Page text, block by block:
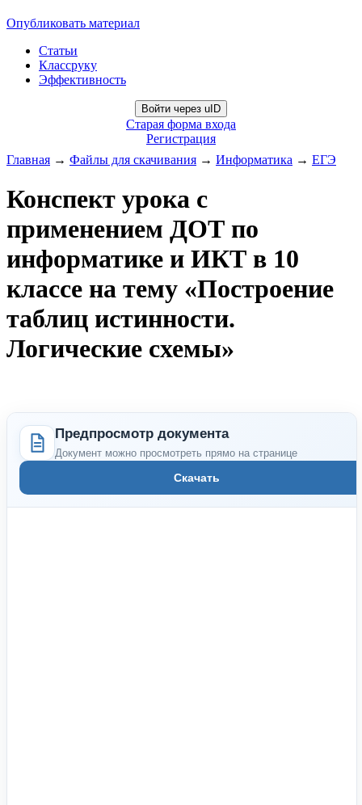
Опубликовать материал
Статьи
Классруку
Эффективность
Войти через uID
Старая форма входа
Регистрация
Главная → Файлы для скачивания → Информатика → ЕГЭ
Конспект урока с
применением ДОТ по
информатике и ИКТ в 10
классе на тему «Построение
таблиц истинности.
Логические схемы»
Предпросмотр документа
Документ можно просмотреть прямо на странице
Скачать